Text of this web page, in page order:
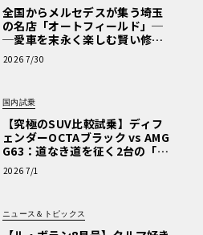
全国からメルセデスが集う埼玉
の名店「オートフィールド」─
─愛車を末永く楽しむ賢い修理
術と、プロがフックス製オイル
を選ぶ理由〈PR〉
2026 7/30
国内試乗
【究極のSUV比較試乗】ディフ
ェンダーOCTAブラック vs AMG
G63：道なき道を征く2台の「対
極的アプローチ」
2026 7/1
ニュース＆トピックス